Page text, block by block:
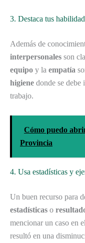
3. Destaca tus
Además de
interpersonales son
equipo y la empatía
higiene donde se debe
trabajo.
Cómo puedo
Provincia
4. Usa estadísticas y
Un buen recurso para
estadísticas o
mencionar un caso en
resultó en una